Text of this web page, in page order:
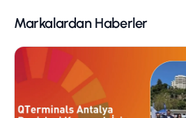
Markalardan Haberler